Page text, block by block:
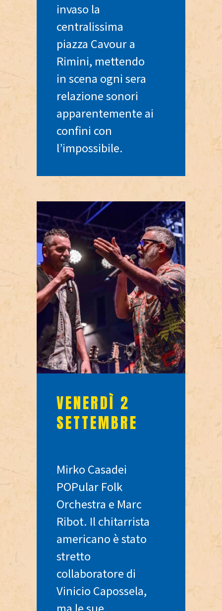
invaso la
centralissima
piazza Cavour a
Rimini, mettendo
in scena ogni sera
relazione sonori
apparentemente ai
confini con
l’impossibile.
VENERDÌ 2
SETTEMBRE
Mirko Casadei
POPular Folk
Orchestra e Marc
Ribot. Il chitarrista
americano è stato
stretto
collaboratore di
Vinicio Capossela,
ma le sue